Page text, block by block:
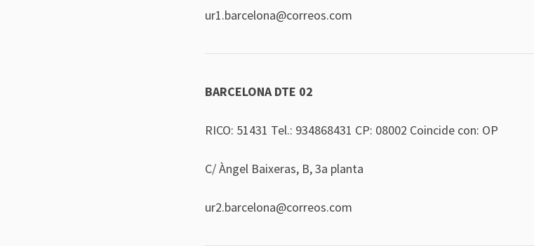
ur1.barcelona@correos.com
BARCELONA DTE 02
RICO: 51431 Tel.: 934868431 CP: 08002 Coincide con: OP
C/ Àngel Baixeras, B, 3a planta
ur2.barcelona@correos.com